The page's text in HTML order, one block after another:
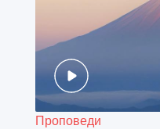
Проповеди